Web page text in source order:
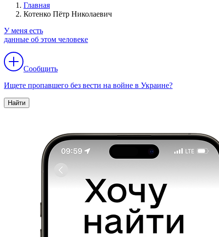
Главная
Котенко Пётр Николаевич
У меня есть
данные об этом человеке
Сообщить
Ищете пропавшего без вести на войне в Украине?
Найти